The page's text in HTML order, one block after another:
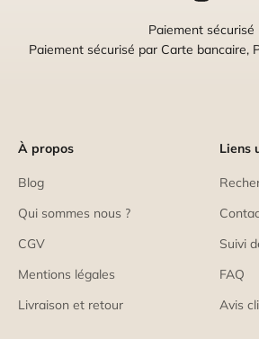
Paiement sécurisé
Paiement sécurisé par Carte bancaire,
À propos
Blog
Qui sommes nous ?
CGV
Mentions légales
Livraison et retour
Liens
Suivi
FAQ
Avis